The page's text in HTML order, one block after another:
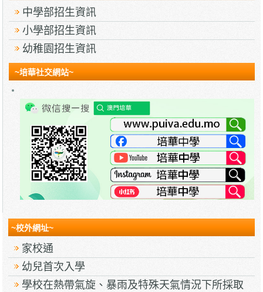
中學部招生資訊
小學部招生資訊
幼稚園招生資訊
~培華社交網站~
~校外網址~
家校通
幼兒首次入學
學校在熱帶氣旋、暴雨及特殊天氣情況下所採取